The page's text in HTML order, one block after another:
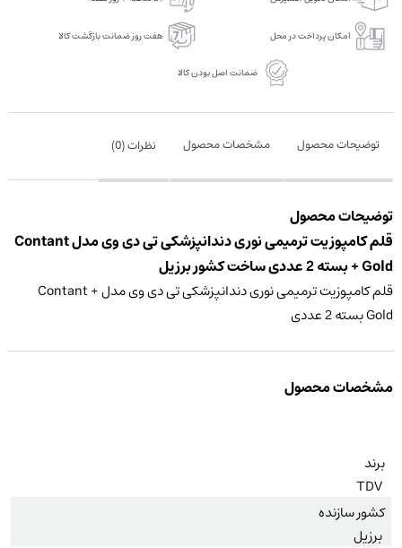
امکان پرداخت در محل هفت روز ضمانت بازگشت کالا
ضمانت اصل بودن کالا
توضیحات محصول مشخصات محصول نظرات (0
)
توضیحات محصول
قلم کامپوزیت ترمیمی نوری دندانپزشکی تی دی وی مدل Contant
+ Gold بسته 2 عددی ساخت کشور برزیل
قلم کامپوزیت ترمیمی نوری دندانپزشکی تی دی وی مدل Contant +
Gold بسته 2 عددی
مشخصات محصول
برند
TDV
کشور سازنده
برزیل